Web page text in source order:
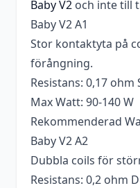
Baby V2 och inte till
Baby V2 A1
Stor kontaktyta på
förångning.
Resistans: 0,17 ohm
Max Watt: 90-140 W
Rekommenderad
Baby V2 A2
Dubbla coils för
Resistans: 0,2 ohm